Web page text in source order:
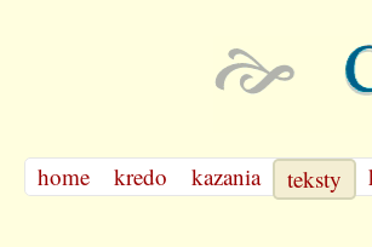
home kredo kazania teksty